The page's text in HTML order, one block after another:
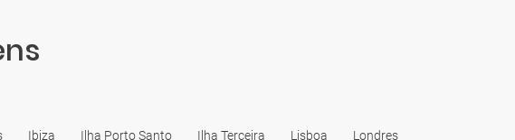
Ibiza Ilha Porto Santo Ilha Terceira Lisboa Londres